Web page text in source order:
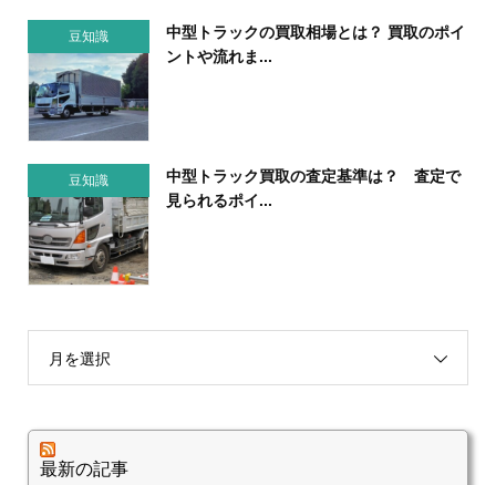
豆知識
中型トラックの買取相場とは？ 買取のポイ
ントや流れま...
豆知識
中型トラック買取の査定基準は？ 査定で
見られるポイ...
月を選択
最新の記事